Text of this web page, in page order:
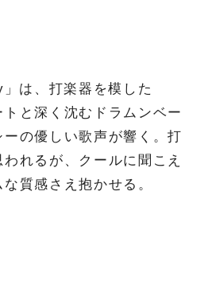
は、打楽器を模した
と深く沈むドラムンベー
の優しい歌声が響く。打
れるが、クールに聞こえ
質感さえ抱かせる。